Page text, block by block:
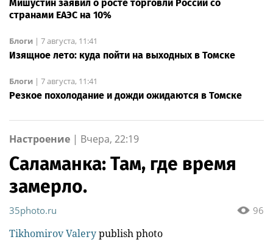
Мишустин заявил о росте торговли России со
странами ЕАЭС на 10%
Блоги | 7 августа, 11:41
Изящное лето: куда пойти на выходных в Томске
Блоги | 7 августа, 11:41
Резкое похолодание и дожди ожидаются в Томске
Настроение | Вчера, 22:19
Саламанка: Там, где время
замерло.
96
35photo.ru
Tikhomirov Valerypublish photo